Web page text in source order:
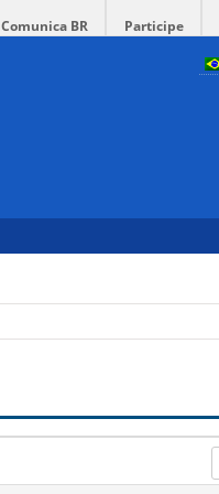
Comunica BR Participe